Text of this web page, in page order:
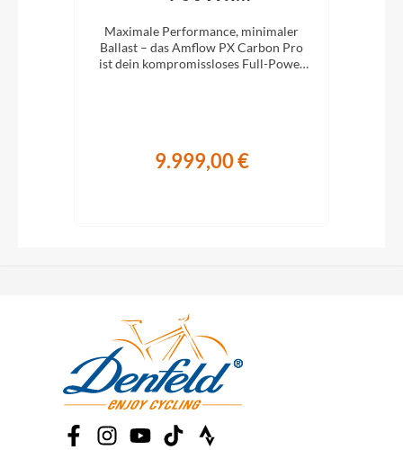
Maximale Performance, minimaler
Ballast – das Amflow PX Carbon Pro
ist dein kompromissloses Full-Power
9.999,00 €